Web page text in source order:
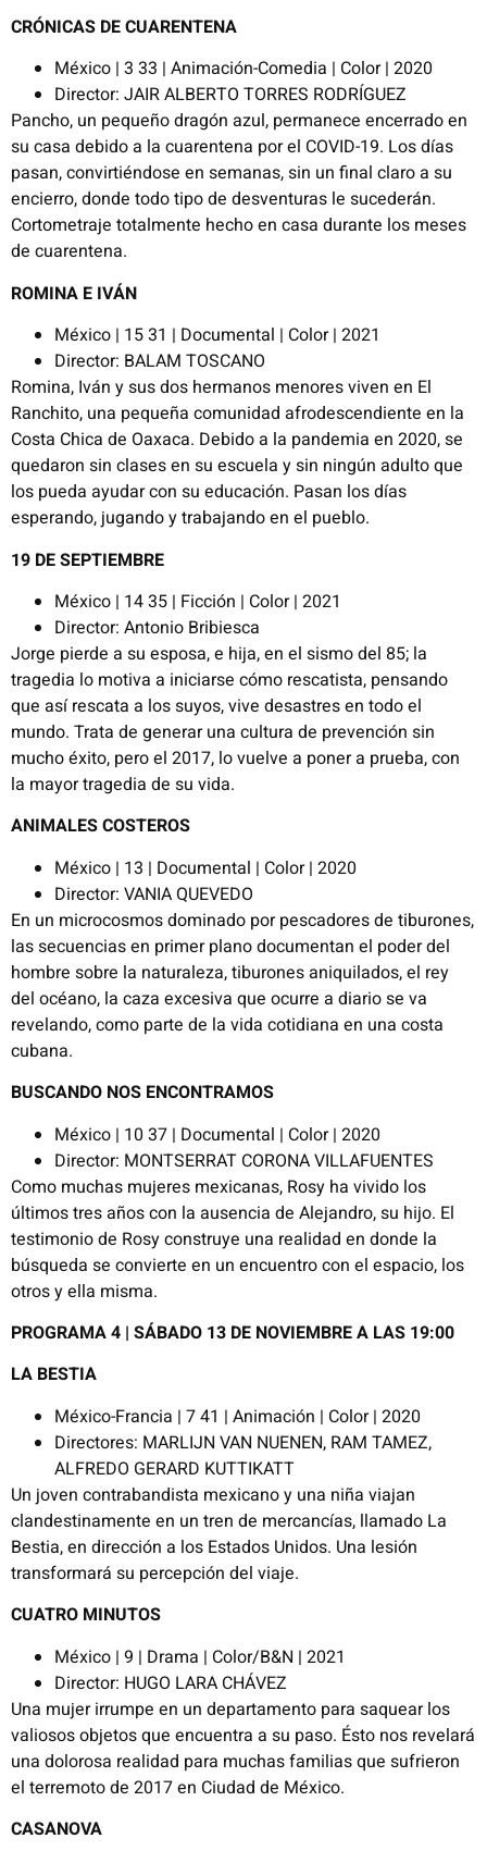
CRÓNICAS DE CUARENTENA
México | 3 33 | Animación-Comedia | Color | 2020
Director: JAIR ALBERTO TORRES RODRÍGUEZ
Pancho, un pequeño dragón azul, permanece encerrado en
su casa debido a la cuarentena por el COVID-19. Los días
pasan, convirtiéndose en semanas, sin un final claro a su
encierro, donde todo tipo de desventuras le sucederán.
Cortometraje totalmente hecho en casa durante los meses
de cuarentena.
ROMINA E IVÁN
México | 15 31 | Documental | Color | 2021
Director: BALAM TOSCANO
Romina, Iván y sus dos hermanos menores viven en El
Ranchito, una pequeña comunidad afrodescendiente en la
Costa Chica de Oaxaca. Debido a la pandemia en 2020, se
quedaron sin clases en su escuela y sin ningún adulto que
los pueda ayudar con su educación. Pasan los días
esperando, jugando y trabajando en el pueblo.
19 DE SEPTIEMBRE
México | 14 35 | Ficción | Color | 2021
Director: Antonio Bribiesca
Jorge pierde a su esposa, e hija, en el sismo del 85; la
tragedia lo motiva a iniciarse cómo rescatista, pensando
que así rescata a los suyos, vive desastres en todo el
mundo. Trata de generar una cultura de prevención sin
mucho éxito, pero el 2017, lo vuelve a poner a prueba, con
la mayor tragedia de su vida.
ANIMALES COSTEROS
México | 13 | Documental | Color | 2020
Director: VANIA QUEVEDO
En un microcosmos dominado por pescadores de tiburones,
las secuencias en primer plano documentan el poder del
hombre sobre la naturaleza, tiburones aniquilados, el rey
del océano, la caza excesiva que ocurre a diario se va
revelando, como parte de la vida cotidiana en una costa
cubana.
BUSCANDO NOS ENCONTRAMOS
México | 10 37 | Documental | Color | 2020
Director: MONTSERRAT CORONA VILLAFUENTES
Como muchas mujeres mexicanas, Rosy ha vivido los
últimos tres años con la ausencia de Alejandro, su hijo. El
testimonio de Rosy construye una realidad en donde la
búsqueda se convierte en un encuentro con el espacio, los
otros y ella misma.
PROGRAMA 4 | SÁBADO 13 DE NOVIEMBRE A LAS 19:00
LA BESTIA
México-Francia | 7 41 | Animación | Color | 2020
Directores: MARLIJN VAN NUENEN, RAM TAMEZ,
ALFREDO GERARD KUTTIKATT
Un joven contrabandista mexicano y una niña viajan
clandestinamente en un tren de mercancías, llamado La
Bestia, en dirección a los Estados Unidos. Una lesión
transformará su percepción del viaje.
CUATRO MINUTOS
México | 9 | Drama | Color/B&N | 2021
Director: HUGO LARA CHÁVEZ
Una mujer irrumpe en un departamento para saquear los
valiosos objetos que encuentra a su paso. Ésto nos revelará
una dolorosa realidad para muchas familias que sufrieron
el terremoto de 2017 en Ciudad de México.
CASANOVA